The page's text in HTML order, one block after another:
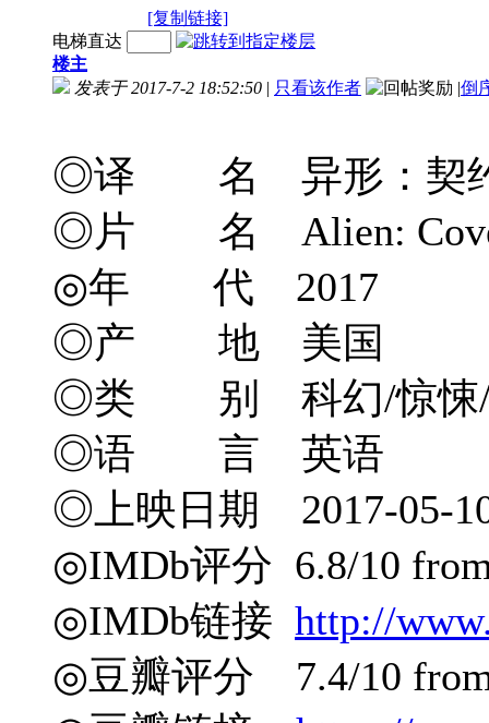
[复制链接]
电梯直达
楼主
发表于 2017-7-2 18:52:50 | 只看该作者 |倒
◎译 名 异形：契约/异
◎片 名 Alien:
◎年 代 2017
◎产 地 美国
◎类 别 科幻/惊悚/
◎语 言 英语
◎上映日期 2017-05-
◎IMDb评分 6.8/10 from
◎IMDb链接 http://
◎豆瓣评分 7.4/10 from